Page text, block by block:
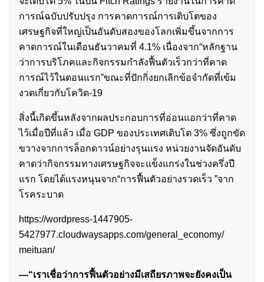
การณ์ฉบับปรับปรุง การคาดการณ์การเติบโตของ
เศรษฐกิจที่ใหญ่เป็นอันดับสองของโลกเพิ่มขึ้นจากการ
คาดการณ์ในเดือนธันวาคมที่ 4.1% เนื่องจาก“หลักฐาน
ว่าการบริโภคและกิจกรรมกำลังฟื้นตัวเร็วกว่าที่คาด
การณ์ไว้ในตอนแรก”ขณะที่ปักกิ่งยกเลิกข้อจำกัดที่เข้ม
งวดเกี่ยวกับโควิด-19
สิ่งนี้เกิดขึ้นหลังจากผลประกอบการที่อ่อนแอกว่าที่คาด
ไว้เมื่อปีที่แล้ว เมื่อ GDP ของประเทศเติบโต 3% ซึ่งถูกขัด
ขวางจากการล็อกดาวน์อย่างรุนแรง หน่วยงานจัดอันดับ
คาดว่ากิจกรรมทางเศรษฐกิจจะแข็งแกร่งในช่วงครึ่งปี
แรก โดยได้แรงหนุนจาก“การฟื้นตัวอย่างรวดเร็ว ”จาก
โรคระบาด
https://wordpress-1447905-
5427977.cloudwaysapps.com/general_economy/
meituan/
—“เราเชื่อว่าการฟื้นตัวอย่างมีเสถียรภาพจะยังคงเป็น